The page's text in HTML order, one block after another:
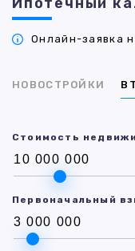
Онлайн-заявка
НОВОСТРОЙКИ
Стоимость
Первоначальный